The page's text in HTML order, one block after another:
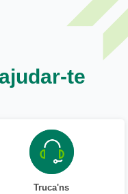
te
Truca'ns